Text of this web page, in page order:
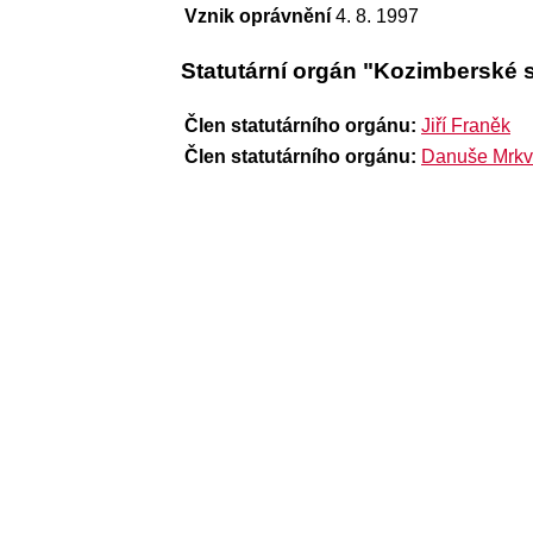
Vznik oprávnění 4. 8. 1997
Statutární orgán "Kozimberské
Člen statutárního orgánu: Jiří Franěk
Člen statutárního orgánu: Danuše